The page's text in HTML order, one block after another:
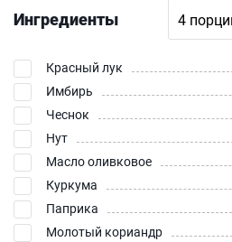
Ингредиенты
Красный лук
Имбирь
Чеснок
Нут
Масло оливковое
Куркума
Паприка
Молотый кориандр